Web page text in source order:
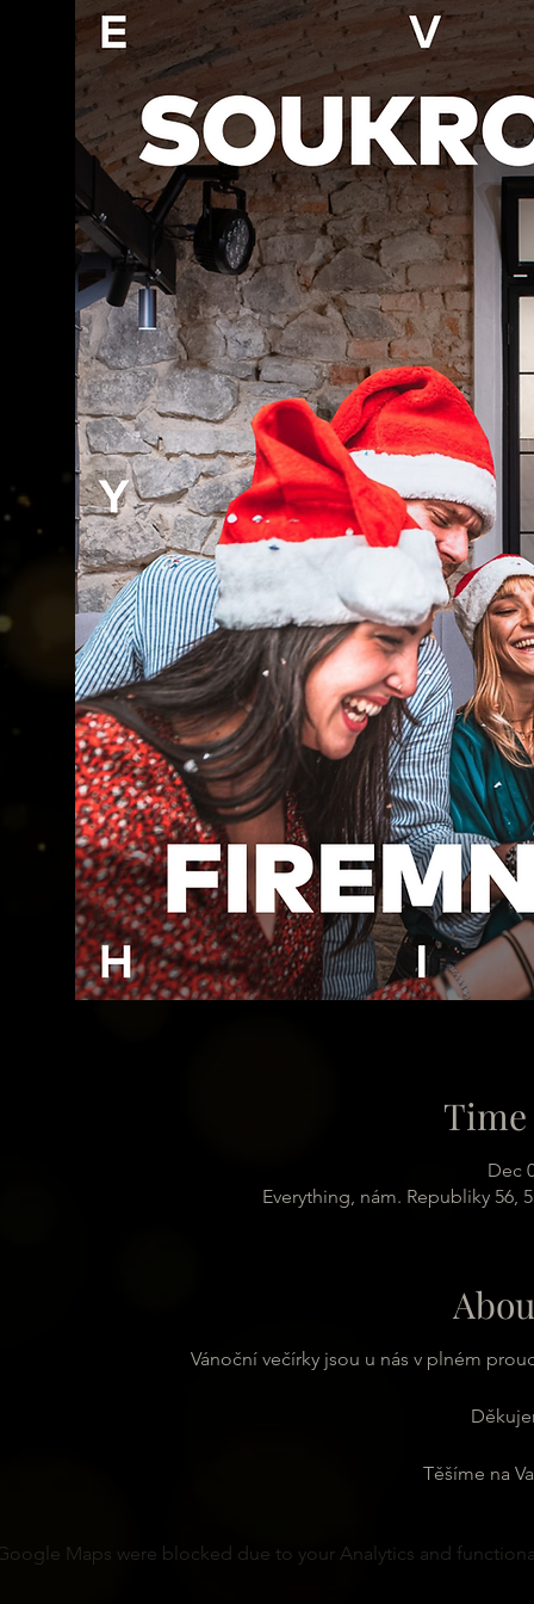
Dec
Everything, nám. Republiky 56,
Vánoční večírky jsou u nás v plném
Těšíme na
Maps were blocked due to your Analytics and